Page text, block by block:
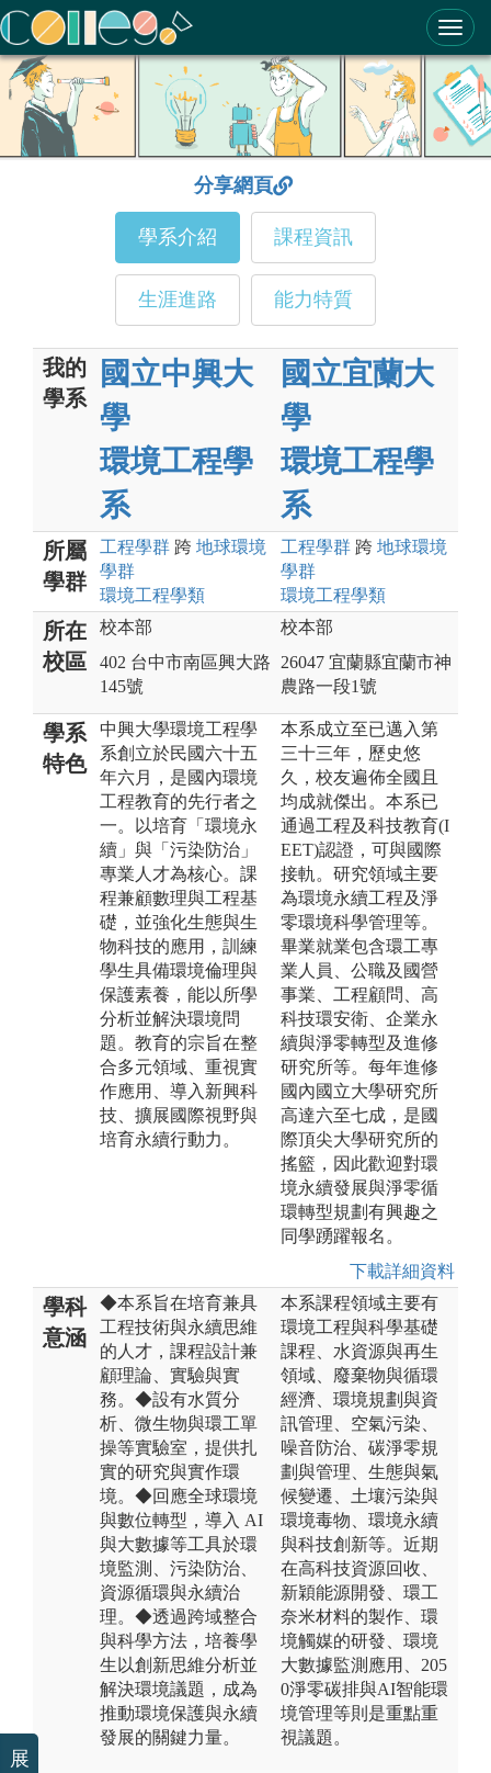
ColleGo! 大學選才與高中育才輔助系統
分享網頁
學系介紹 課程資訊
生涯進路 能力特質
我的
學系
國立中興大
學
環境工程學
系
國立宜蘭大
學
環境工程學
系
所屬
學群
工程學群 跨 地球環境
學群
環境工程學類
工程學群 跨 地球環境
學群
環境工程學類
所在
校區
校本部
402 台中市南區興大路
145號
校本部
26047 宜蘭縣宜蘭市神
農路一段1號
學系
特色
中興大學環境工程學
系創立於民國六十五
年六月，是國內環境
工程教育的先行者之
一。以培育「環境永
續」與「污染防治」
專業人才為核心。課
程兼顧數理與工程基
礎，並強化生態與生
物科技的應用，訓練
學生具備環境倫理與
保護素養，能以所學
分析並解決環境問
題。教育的宗旨在整
合多元領域、重視實
作應用、導入新興科
技、擴展國際視野與
培育永續行動力。
本系成立至已邁入第
三十三年，歷史悠
久，校友遍佈全國且
均成就傑出。本系已
通過工程及科技教育(I
EET)認證，可與國際
接軌。研究領域主要
為環境永續工程及淨
零環境科學管理等。
畢業就業包含環工專
業人員、公職及國營
事業、工程顧問、高
科技環安衛、企業永
續與淨零轉型及進修
研究所等。每年進修
國內國立大學研究所
高達六至七成，是國
際頂尖大學研究所的
搖籃，因此歡迎對環
境永續發展與淨零循
環轉型規劃有興趣之
同學踴躍報名。
下載詳細資料
學科
意涵
◆本系旨在培育兼具
工程技術與永續思維
的人才，課程設計兼
顧理論、實驗與實
務。◆設有水質分
析、微生物與環工單
操等實驗室，提供扎
實的研究與實作環
境。◆回應全球環境
與數位轉型，導入 AI
與大數據等工具於環
境監測、污染防治、
資源循環與永續治
理。◆透過跨域整合
與科學方法，培養學
生以創新思維分析並
解決環境議題，成為
推動環境保護與永續
發展的關鍵力量。
本系課程領域主要有
環境工程與科學基礎
課程、水資源與再生
領域、廢棄物與循環
經濟、環境規劃與資
訊管理、空氣污染、
噪音防治、碳淨零規
劃與管理、生態與氣
候變遷、土壤污染與
環境毒物、環境永續
與科技創新等。近期
在高科技資源回收、
新穎能源開發、環工
奈米材料的製作、環
境觸媒的研發、環境
大數據監測應用、205
0淨零碳排與AI智能環
境管理等則是重點重
視議題。
展